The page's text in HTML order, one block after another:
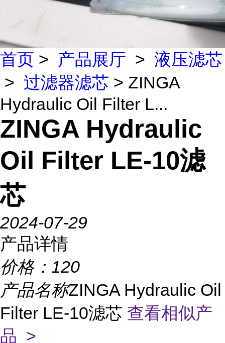
首页 > 产品展厅 > 液压滤芯
> 过滤器滤芯 > ZINGA
Hydraulic Oil Filter L...
ZINGA Hydraulic
Oil Filter LE-10滤
芯
2024-07-29
产品详情
价格： 120
产品名称ZINGA Hydraulic Oil
Filter LE-10滤芯 查看相似产
品 >